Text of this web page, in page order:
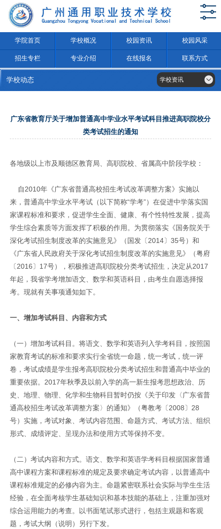
学院首页 学校概况 校园资讯 校园风采
招生专栏 专业介绍 在线报名 联系方式
学校动态 学校资讯
广东省教育厅关于增加普通高中学业水平考试科目推进高职院校分
类考试招生的通知
各地级以上市及顺德区教育局、高职院校、省属高中阶段学校：
自2010年《广东省普通高校招生考试改革调整方案》实施以
来，普通高中学业水平考试（以下简称“学考”）在促进中学落实国
家课程标准和要求，促进学生全面、健康、有个性特性发展，提高
学生综合素质等方面发挥了积极的作用。为贯彻落实《国务院关于
深化考试招生制度改革的实施意见》（国发〔2014〕35号）和
《广东省人民政府关于深化考试招生制度改革的实施意见》（粤府
〔2016〕17号），积极推进高职院校分类考试招生，决定从2017
年起，我省学考增加语文、数学和英语科目，由考生自愿选择报
考。现就有关事项通知如下。
一、增加考试科目、内容和方式
（一）增加考试科目。将语文、数学和英语列入学考科目，按照国
家教育考试的标准和要求实行全省统一命题，统一考试，统一评
卷，考试成绩是学生报考高职院校分类考试招生和普通高中毕业的
重要依据。2017年秋季及以前入学的高一新生报考思想政治、历
史、地理、物理、化学和生物科目暂时仍按《关于印发〈广东省普
通高校招生考试改革调整方案〉的通知》（粤教考〔2008〕28
号）实施，考试对象、考试内容范围、命题方式、考试方法、组织
形式、成绩评定、呈现办法和使用方式等保持不变。
（二）考试内容和方式。语文、数学和英语学考科目根据国家普通
高中课程方案和课程标准的规定及要求确定考试内容，以普通高中
课程标准规定的必修内容为主。命题紧密联系社会实际与学生生活
经验，在全面考核学生基础知识和基本技能的基础上，注重加强对
综合运用能力的考查。以书面笔试形式进行，包括主观题和客观
题，考试大纲（说明）另行下发。